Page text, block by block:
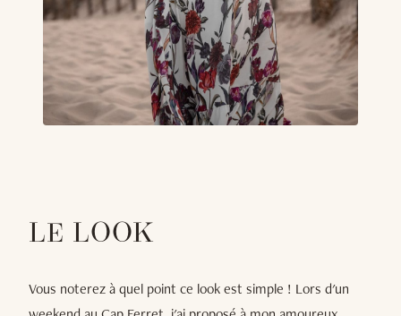
LE LOOK
Vous noterez à quel point ce look est simple ! Lors d'un